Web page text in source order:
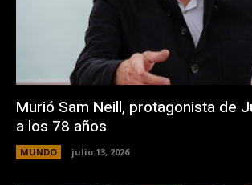
Murió Sam Neill, protagonista de
a los 78 años
MUNDO julio 13, 2026